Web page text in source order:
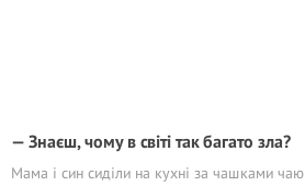
— Знаєш, чому в світі так багато злa?
Мама і син сиділи на кухні за чашками чаю